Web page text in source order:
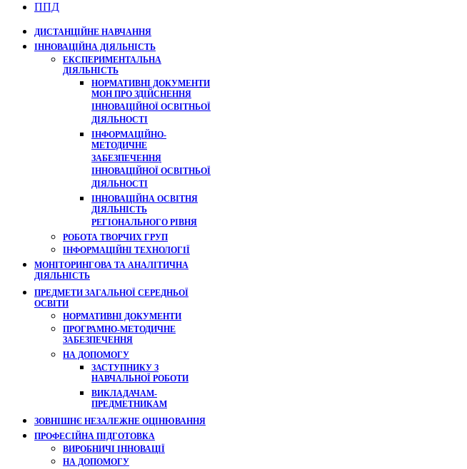
ППД
ДИСТАНЦІЙНЕ НАВЧАННЯ
ІННОВАЦІЙНА ДІЯЛЬНІСТЬ
ЕКСПЕРИМЕНТАЛЬНА
ДІЯЛЬНІСТЬ
НОРМАТИВНІ ДОКУМЕНТИ
МОН ПРО ЗДІЙСНЕННЯ
ІННОВАЦІЙНОЇ ОСВІТНЬОЇ
ДІЯЛЬНОСТІ
ІНФОРМАЦІЙНО-
МЕТОДИЧНЕ
ЗАБЕЗПЕЧЕННЯ
ІННОВАЦІЙНОЇ ОСВІТНЬОЇ
ДІЯЛЬНОСТІ
ІННОВАЦІЙНА ОСВІТНЯ
ДІЯЛЬНІСТЬ
РЕГІОНАЛЬНОГО РІВНЯ
РОБОТА ТВОРЧИХ ГРУП
ІНФОРМАЦІЙНІ ТЕХНОЛОГІЇ
МОНІТОРИНГОВА ТА АНАЛІТИЧНА
ДІЯЛЬНІСТЬ
ПРЕДМЕТИ ЗАГАЛЬНОЇ СЕРЕДНЬОЇ
ОСВІТИ
НОРМАТИВНІ ДОКУМЕНТИ
ПРОГРАМНО-МЕТОДИЧНЕ
ЗАБЕЗПЕЧЕННЯ
НА ДОПОМОГУ
ЗАСТУПНИКУ З
НАВЧАЛЬНОЇ РОБОТИ
ВИКЛАДАЧАМ-
ПРЕДМЕТНИКАМ
ЗОВНІШНЄ НЕЗАЛЕЖНЕ ОЦІНЮВАННЯ
ПРОФЕСІЙНА ПІДГОТОВКА
ВИРОБНИЧІ ІННОВАЦІЇ
НА ДОПОМОГУ